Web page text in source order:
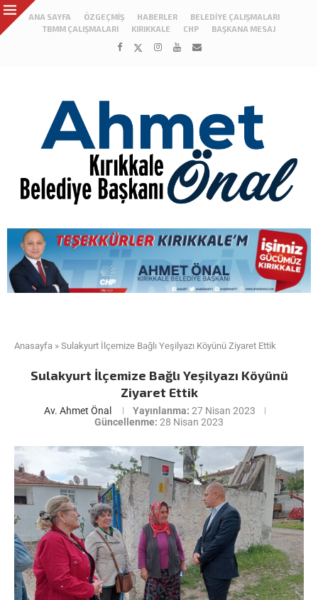
ANA SAYFA ÖZGEÇMIŞ HABERLER
BELEDIYE ÇALIŞMALARI
TBMM ÇALIŞMALARI
KIRIKKALE CHP BAŞKANA MESAJ
Anasayfa » Sulakyurt İlçemize Bağlı Yeşilyazı Köyünü Ziyaret Ettik
Sulakyurt İlçemize Bağlı Yeşilyazı Köyünü
Ziyaret Ettik
Av. Ahmet Önal Yayınlanma: 27 Nisan 2023
Güncellenme: 28 Nisan 2023